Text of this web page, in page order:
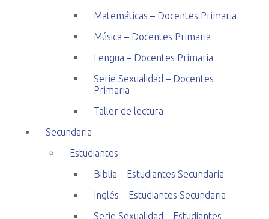
Matemáticas – Docentes Primaria
Música – Docentes Primaria
Lengua – Docentes Primaria
Serie Sexualidad – Docentes
Primaria
Taller de lectura
Secundaria
Estudiantes
Biblia – Estudiantes Secundaria
Inglés – Estudiantes Secundaria
Serie Sexualidad – Estudiantes